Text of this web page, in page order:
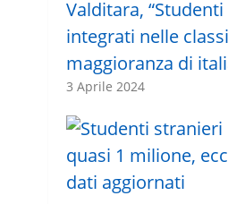
Valditara,
integrati nelle
maggioranza di
3 Aprile 2024